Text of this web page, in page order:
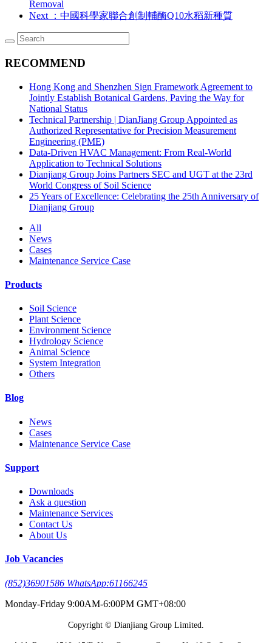
Removal
Next
：中國科學家聯合創制輔酶Q10水稻新種質
RECOMMEND
Hong Kong and Shenzhen Sign Framework Agreement to
Jointly Establish Botanical Gardens, Paving the Way for
National Status
Technical Partnership | DianJiang Group Appointed as
Authorized Representative for Precision Measurement
Engineering (PME)
Data-Driven HVAC Management: From Real-World
Application to Technical Solutions
Dianjiang Group Joins Partners SEC and UGT at the 23rd
World Congress of Soil Science
25 Years of Excellence: Celebrating the 25th Anniversary of
Dianjiang Group
All
News
Cases
Maintenance Service Case
Products
Soil Science
Plant Science
Environment Science
Hydrology Science
Animal Science
System Integration
Others
Blog
News
Cases
Maintenance Service Case
Support
Downloads
Ask a question
Maintenance Services
Contact Us
About Us
Job Vacancies
(852)36901586 WhatsApp:61166245
Monday-Friday 9:00AM-6:00PM GMT+08:00
Copyright © Dianjiang Group Limited.